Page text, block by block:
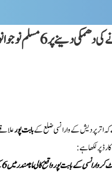
فیکٹ چیک: کیا وارانسی میں ایک
کہ اتر پردیش کے وارانسی ضلع کےبابت پور
پر لکھا ہے: